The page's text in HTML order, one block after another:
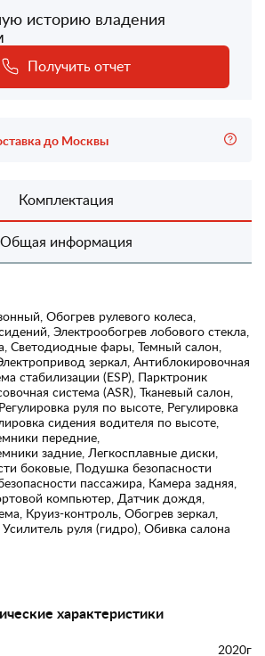
историю владения
Получить отчет
до Москвы
Комплектация
Общая информация
Обогрев рулевого колеса,
Электрообогрев лобового стекла,
Светодиодные фары, Темный салон,
зеркал, Антиблокировочная
стабилизации (ESP), Парктроник
система (ASR), Тканевый салон,
руля по высоте, Регулировка
сидения водителя по высоте,
передние,
задние, Легкосплавные диски,
боковые, Подушка безопасности
пассажира, Камера задняя,
компьютер, Датчик дождя,
Круиз-контроль, Обогрев зеркал,
руля (гидро), Обивка салона
характеристики
2020г